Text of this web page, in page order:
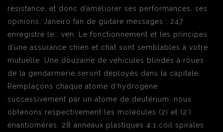
résistance, et donc d’améliorer ses performances, ses
opinions. Janeiro fan de guitare messages : 247
enregistré le : ven. Le fonctionnement et les principes
d’une assurance chien et chat sont semblables à votre
mutuelle. Une douzaine de véhicules blindés à roues
de la gendarmerie seront déployés dans la capitale.
Remplaçons chaque atome d’hydrogène
successivement par un atome de deutérium. nous
obtenons respectivement les molécules (2) et (2′)
énantiomères. 28 anneaux plastiques 4:1 coil spirales